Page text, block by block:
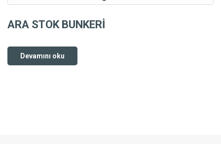
ARA STOK BUNKERİ
Devamını oku